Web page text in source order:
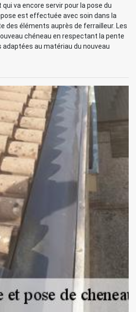
va encore servir pour la pose du
est effectuée avec soin dans la
des éléments auprès de ferrailleur. Les
chéneau en respectant la pente
au matériau du nouveau